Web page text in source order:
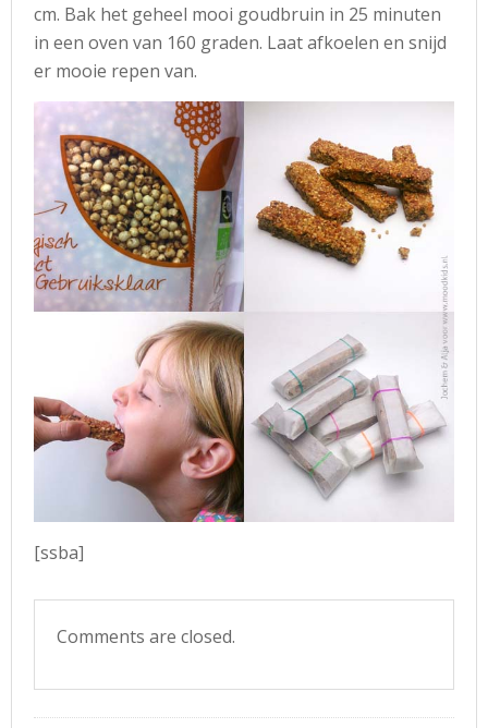
cm. Bak het geheel mooi goudbruin in 25 minuten
in een oven van 160 graden. Laat afkoelen en snijd
er mooie repen van.
[ssba]
Comments are closed.